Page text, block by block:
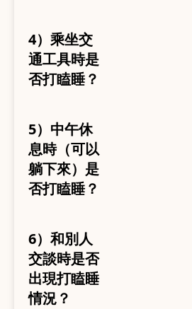
4）乘坐交
通工具時是
否打瞌睡？
5）中午休
息時（可以
躺下來）是
否打瞌睡？
6）和別人
交談時是否
出現打瞌睡
情況？